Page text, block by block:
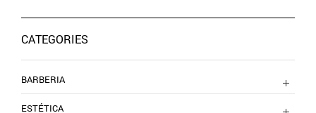
CATEGORIES
BARBERIA
ESTÉTICA